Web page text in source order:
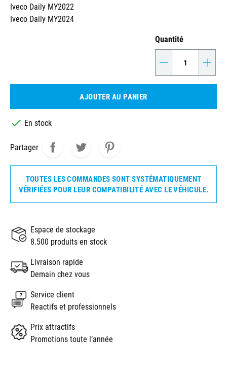
Iveco Daily MY2022
Iveco Daily MY2024
Quantité
- +
AJOUTER AU PANIER
 En stock
Partager
TOUTES LES COMMANDES SONT SYSTÉMATIQUEMENT
VÉRIFIÉES POUR LEUR COMPATIBILITÉ AVEC LE VÉHICULE.
Espace de stockage
8.500 produits en stock
Livraison rapide
Demain chez vous
Service client
Reactifs et professionnels
Prix attractifs
Promotions toute l’année